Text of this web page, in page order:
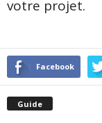
votre projet.
Facebook
Guide